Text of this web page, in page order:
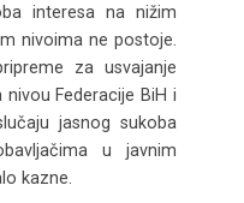
interesa na nižim
nivoima ne postoje.
za usvajanje
Federacije BiH i
jasnog sukoba
u javnim
kazne.